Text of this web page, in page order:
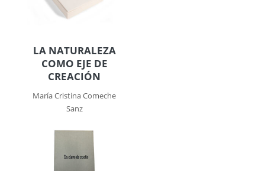
LA NATURALEZA
COMO EJE DE
CREACIÓN
María Cristina Comeche
Sanz